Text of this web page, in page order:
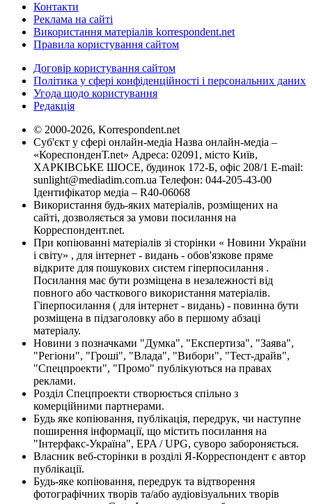
Контакти
Реклама на сайті
Використання матеріалів korrespondent.net
Правила користування сайтом
Договір користування сайтом
Політика у сфері конфіденційності і персональних даних
Угода щодо користування
Редакція
© 2000-2026, Korrespondent.net
Суб'єкт у сфері онлайн-медіа Назва онлайн-медіа –
«КореспонденТ.net» Адреса: 02091, місто Київ,
ХАРКІВСЬКЕ ШОСЕ, будинок 172-Б, офіс 208/1 E-mail:
sunlight@mediadim.com.ua Телефон: 044-205-43-00
Ідентифікатор медіа – R40-06068
Використання будь-яких матеріалів, розміщених на
сайті, дозволяється за умови посилання на
Корреспондент.net.
При копіюванні матеріалів зі сторінки « Новини України
і світу» , для інтернет - видань - обов'язкове пряме
відкрите для пошукових систем гіперпосилання .
Посилання має бути розміщена в незалежності від
повного або часткового використання матеріалів.
Гіперпосилання ( для інтернет - видань) - повинна бути
розміщена в підзаголовку або в першому абзаці
матеріалу.
Новини з позначками "Думка", "Експертиза", "Заява",
"Регіони", "Гроші", "Влада", "Вибори", "Тест-драйв",
"Спецпроекти", "Промо" публікуються на правах
реклами.
Розділ Спецпроекти створюється спільно з
комерційними партнерами.
Будь яке копіювання, публікація, передрук, чи наступне
поширення інформації, що містить посилання на
"Інтерфакс-Україна", EPA / UPG, суворо забороняється.
Власник веб-сторінки в розділі Я-Корреспондент є автор
публікації.
Будь-яке копіювання, передрук та відтворення
фотографічних творів та/або аудіовізуальних творів